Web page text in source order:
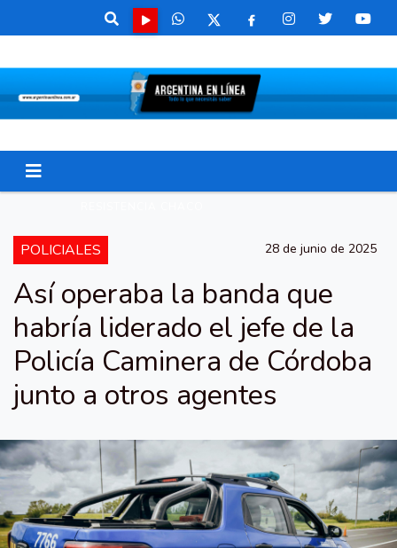
POLICIALES 28 de junio de 2025
Así operaba la banda que
habría liderado el jefe de la
Policía Caminera de Córdoba
junto a otros agentes